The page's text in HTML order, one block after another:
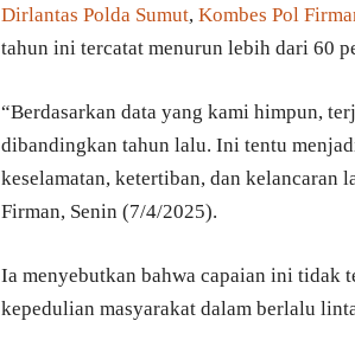
Dirlantas Polda Sumut, Kombes Pol
tahun ini tercatat menurun lebih dari 60
“Berdasarkan data yang kami himpun,
dibandingkan tahun lalu. Ini tentu
keselamatan, ketertiban, dan kelancaran
Firman, Senin (7/4/2025).
Ia menyebutkan bahwa capaian ini tidak
kepedulian masyarakat dalam berlalu